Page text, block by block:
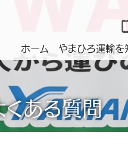
ホーム やまひろ運輸を
くある質問